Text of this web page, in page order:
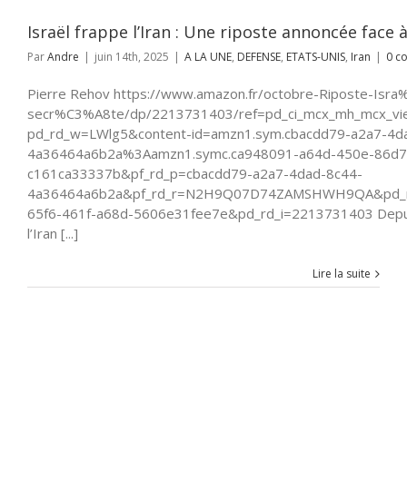
Israël frappe l’Iran : Une riposte annoncée face
ParAndre | juin 14th, 2025 | A LA UNE, DEFENSE, ETATS-UNIS, Iran | 0
Pierre Rehov https://www.amazon.fr/octobre-Riposte-
secr%C3%A8te/dp/2213731403/
pd_rd_w=LWlg5&content-id=amzn1.sym.cbacdd79-a2a7-
4a36464a6b2a%3Aamzn1.symc.ca948091-a64d-450e-
c161ca33337b&pf_rd_p=cbacdd79-a2a7-4dad-8c44-
65f6-461f-a68d-5606e31fee7e&pd_rd_i=2213731403
l’Iran [...]
Lire la suite